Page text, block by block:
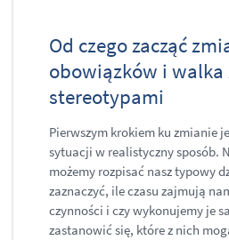
Od czego zacząć
obowiązków i walka
stereotypami
Pierwszym krokiem ku zmianie
sytuacji w realistyczny sposób.
możemy rozpisać nasz typowy
zaznaczyć, ile czasu zajmują
czynności i czy wykonujemy je
zastanowić się, które z nich